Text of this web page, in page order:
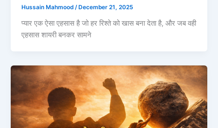
Hussain Mahmood/ December 21, 2025
प्यार एक ऐसा एहसास है जो हर रिश्ते को खास बना देता है, और जब वही
एहसास शायरी बनकर सामने